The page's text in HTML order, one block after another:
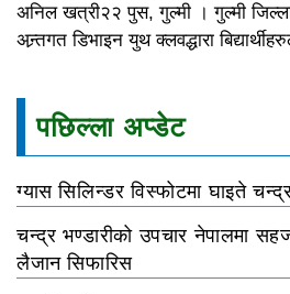
अनिल खत्री२२ पुस, गुल्मी । गुल्मी
अन्र्तगत डिभाइन युथ क्लवद्धारा
पछिल्ला अप्डेट
ग्यास सिलिन्डर विस्फोटमा घाइते
चन्द्र भण्डारीको उपचार नेपालमा
लैजान सिफारिस